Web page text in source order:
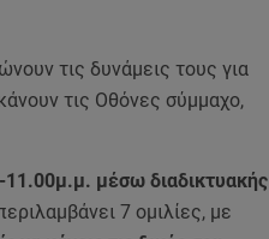
τις δυνάμεις τους για
τις Οθόνες σύμμαχο,
μέσω διαδικτυακής
7 ομιλίες, με